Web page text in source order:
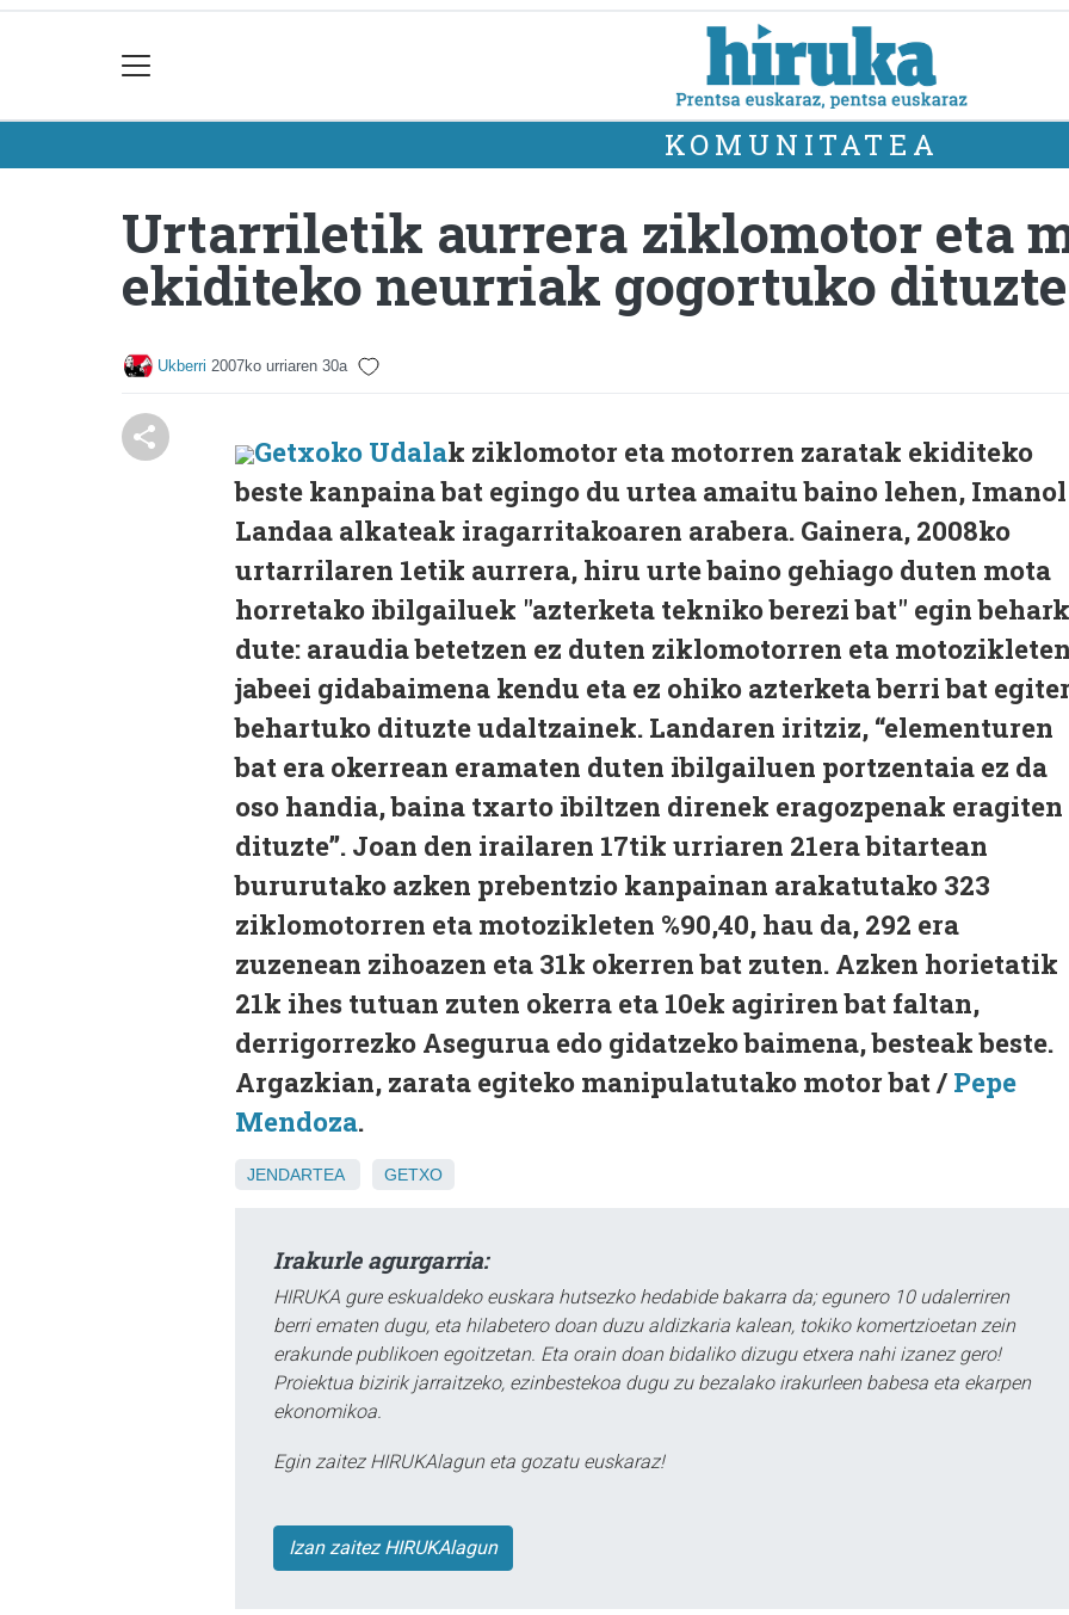
KOMUNITATEA
Urtarriletik aurrera ziklomotor eta
ekiditeko neurriak gogortuko
Ukberri 2007ko urriaren 30a
Getxoko Udalak ziklomotor eta motorren zaratak ekiditeko
beste kanpaina bat egingo du urtea amaitu baino lehen, Imanol
Landaa alkateak iragarritakoaren arabera. Gainera, 2008ko
urtarrilaren 1etik aurrera, hiru urte baino gehiago duten mota
horretako ibilgailuek "azterketa tekniko berezi bat" egin
dute: araudia betetzen ez duten ziklomotorren eta motozikleten
jabeei gidabaimena kendu eta ez ohiko azterketa berri bat
behartuko dituzte udaltzainek. Landaren iritziz, “elementuren
bat era okerrean eramaten duten ibilgailuen portzentaia ez da
oso handia, baina txarto ibiltzen direnek eragozpenak eragiten
dituzte”. Joan den irailaren 17tik urriaren 21era bitartean
bururutako azken prebentzio kanpainan arakatutako 323
ziklomotorren eta motozikleten %90,40, hau da, 292 era
zuzenean zihoazen eta 31k okerren bat zuten. Azken horietatik
21k ihes tutuan zuten okerra eta 10ek agiriren bat faltan,
derrigorrezko Asegurua edo gidatzeko baimena, besteak beste.
Argazkian, zarata egiteko manipulatutako motor bat / Pepe
Mendoza.
JENDARTEA GETXO
Irakurle agurgarria:
HIRUKA gure eskualdeko euskara hutsezko hedabide bakarra da; egunero 10 udalerriren
berri ematen dugu, eta hilabetero doan duzu aldizkaria kalean, tokiko komertzioetan zein
erakunde publikoen egoitzetan. Eta orain doan bidaliko dizugu etxera nahi izanez gero!
Proiektua bizirik jarraitzeko, ezinbestekoa dugu zu bezalako irakurleen babesa eta ekarpen
ekonomikoa.
Egin zaitez HIRUKAlagun eta gozatu euskaraz!
Izan zaitez HIRUKAlagun